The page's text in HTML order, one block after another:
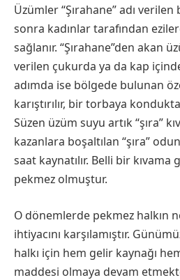
Üzümler “Şırahane” adı
sonra kadınlar tarafından
sağlanır. “Şırahane”den akan
verilen çukurda ya da kap
adımda ise bölgede bulunan
karıştırılır, bir torbaya
Süzen üzüm suyu artık “şıra”
kazanlara boşaltılan “şıra”
saat kaynatılır. Belli bir
pekmez olmuştur.
O dönemlerde pekmez halkın
ihtiyacını karşılamıştır.
halkı için hem gelir kaynağı
maddesi olmaya devam